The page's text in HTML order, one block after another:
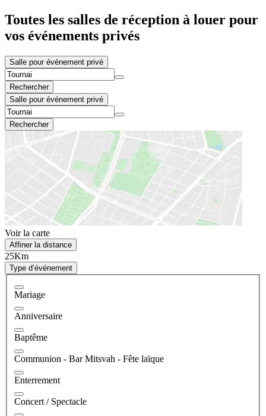
Toutes les salles de réception à louer pour
vos événements privés
Salle pour événement privé
Rechercher
Salle pour événement privé
Rechercher
Voir la carte
Affiner la distance
25Km
Type d’événement
Mariage
Anniversaire
Baptême
Communion - Bar Mitsvah - Fête laïque
Enterrement
Concert / Spectacle